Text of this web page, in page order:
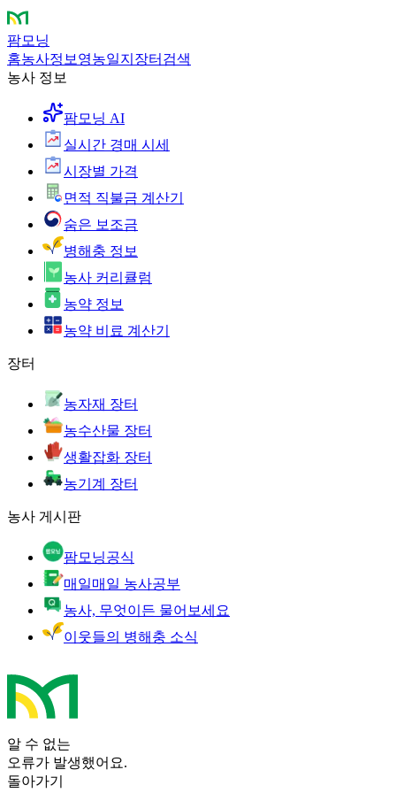
팜모닝
홈농사정보 영농일지 장터 검색
농사 정보
팜모닝 AI
실시간 경매 시세
시장별 가격
면적 직불금 계산기
숨은 보조금
병해충 정보
농사 커리큘럼
농약 정보
농약 비료 계산기
장터
농자재 장터
농수산물 장터
생활잡화 장터
농기계 장터
농사 게시판
팜모닝공식
매일매일 농사공부
농사, 무엇이든 물어보세요
이웃들의 병해충 소식
알 수 없는
오류가 발생했어요.
돌아가기